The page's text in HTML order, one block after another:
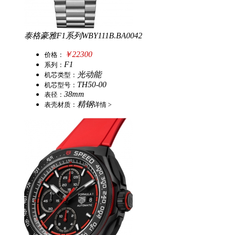
泰格豪雅F1系列WBY111B.BA0042
价格： ￥22300
系列： F1
机芯类型： 光动能
机芯型号： TH50-00
表径： 38mm
表壳材质： 精钢详情 >